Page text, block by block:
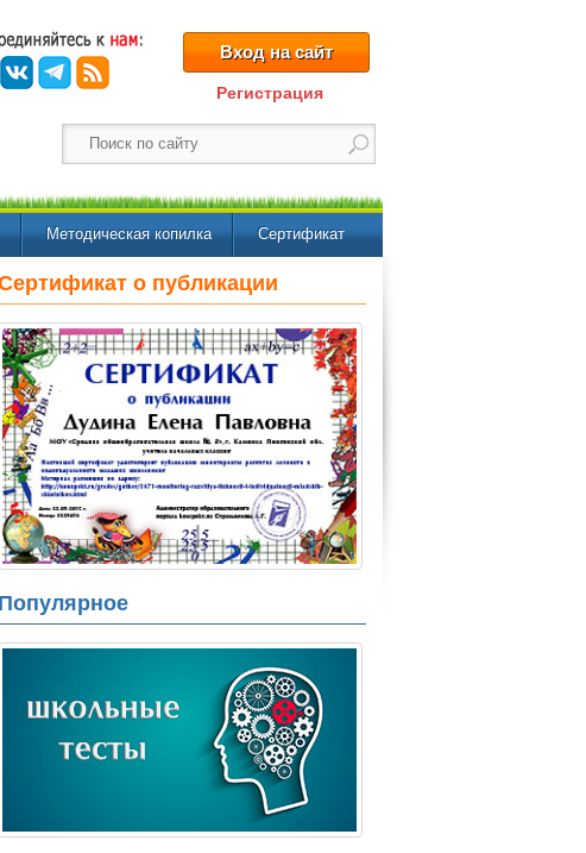
Вход на сайт
Регистрация
Методическая копилка Сертификат
о публикации
Популярное